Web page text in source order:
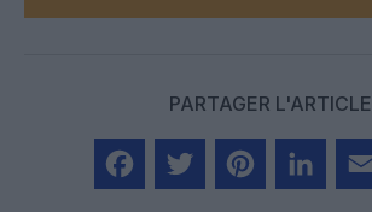
PARTAGER L'ARTICLE